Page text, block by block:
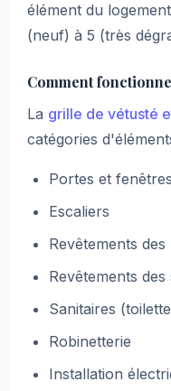
élément du
(neuf) à 5 (très
Comment
La grille de vétusté
catégories
Portes et fenêtres
Escaliers
Revêtements des
Revêtements des
Sanitaires
Robinetterie
Installation